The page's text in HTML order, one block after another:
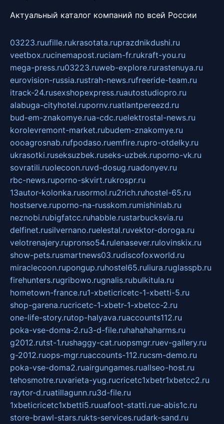
Актуальный каталог компаний по всей России
03223.ruufille.rukrasotata.ruprazdnikdushi.ru
veetbox.rucinemapost.ruciam-fr.rukraft-you.ru
mega-press.ru03223.ruweb-explore.rurastenuya.ru
eurovision-russia.rustrah-news.rufreeride-team.ru
itrack-24.rusexshopexpress.ruautostudiopro.ru
alabuga-cityhotel.rupornv.ruatlantpereezd.ru
bud-em-znakomye.rua-cdc.ruelektrostal-news.ru
korolevremont-market.rubudem-znakomye.ru
oooagrosnab.rufpodaso.ruemfire.rupro-otdelky.ru
ukrasotki.ruseksuzbek.ruseks-uzbek.ruporno-vk.ru
sovratili.ruolecoon.ruvd-dosug.ruadonyev.ru
rbc-news.ruporno-skvirt.rukrospr.ru
13autor-kolonka.rusormol.ru2rich.ruhostel-65.ru
hostserve.ruporno-na-russkom.rumishinlab.ru
neznobi.rubigfatcc.ruhabble.rustarbucksvia.ru
delfinet.rusilvernano.ruelestal.ruvektor-doroga.ru
velotrenajery.rupronso54.rulenasever.rulovinskix.ru
show-pets.rusmartnews03.rudiscofoxworld.ru
miraclecoon.rupongup.ruhostel65.ruliura.ruglasspb.ru
firehunters.rugribowo.rugnalis.rubulkitula.ru
hometown-france.ru1-xbeticricetc-1-xbetti-5.ru
shop-garena.rucricetc-1-xbetr-1-xbetcc-2.ru
one-life-story.rutop-halyava.ruaccounts112.ru
poka-vse-doma-2.ru3-d-file.ruhahahaharms.ru
g2012.rutst-1.rushaggy-cat.ruopsmgr.ruev-gallery.ru
g-2012.ruops-mgr.ruaccounts-112.rucsm-demo.ru
poka-vse-doma2.ruairgungames.ruallseo-host.ru
tehosmotre.ruvarieta-yug.rucricetc1xbetr1xbetcc2.ru
raytor-d.ruatillagunn.ru3d-file.ru
1xbeticricetc1xbetti5.ruuafoot-statti.rue-abis1c.ru
store-brawl-stars.rukts-services.rudark-sand.ru